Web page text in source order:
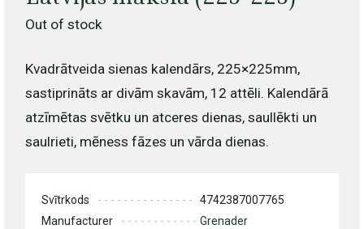
Out of stock
Kvadrātveida sienas kalendārs, 225×225mm,
sastiprināts ar divām skavām, 12 attēli. Kalendārā
atzīmētas svētku un atceres dienas, saullēkti un
saulrieti, mēness fāzes un vārda dienas.
Svītrkods
4742387007765
Manufacturer
Grenader